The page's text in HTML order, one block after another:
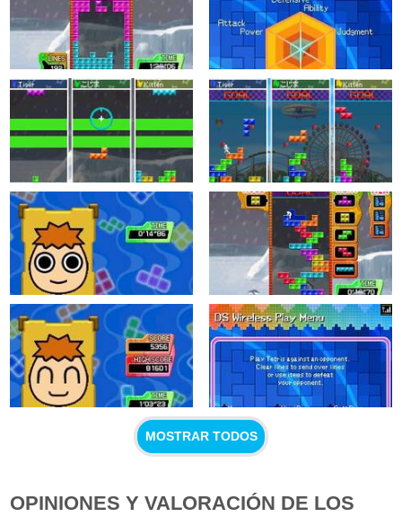
MOSTRAR TODOS
OPINIONES Y VALORACIÓN DE LOS